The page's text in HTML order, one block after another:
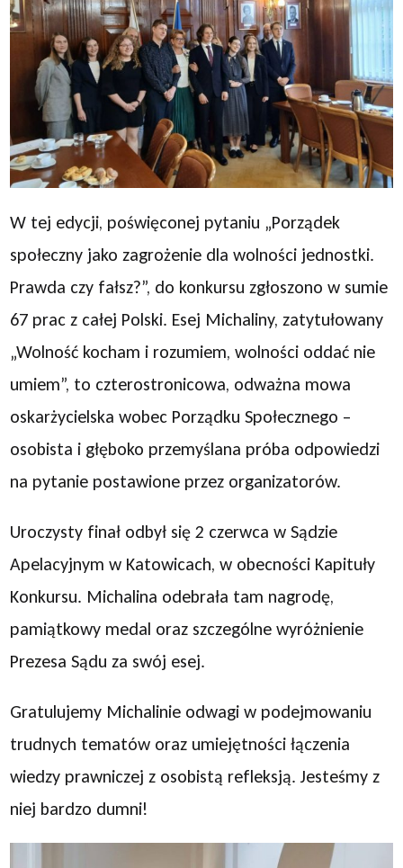
W tej edycji, poświęconej pytaniu „Porządek
społeczny jako zagrożenie dla wolności jednostki.
Prawda czy fałsz?”, do konkursu zgłoszono w sumie
67 prac z całej Polski. Esej Michaliny, zatytułowany
„Wolność kocham i rozumiem, wolności oddać nie
umiem”, to czterostronicowa, odważna mowa
oskarżycielska wobec Porządku Społecznego –
osobista i głęboko przemyślana próba odpowiedzi
na pytanie postawione przez organizatorów.
Uroczysty finał odbył się 2 czerwca w Sądzie
Apelacyjnym w Katowicach, w obecności Kapituły
Konkursu. Michalina odebrała tam nagrodę,
pamiątkowy medal oraz szczególne wyróżnienie
Prezesa Sądu za swój esej.
Gratulujemy Michalinie odwagi w podejmowaniu
trudnych tematów oraz umiejętności łączenia
wiedzy prawniczej z osobistą refleksją. Jesteśmy z
niej bardzo dumni!